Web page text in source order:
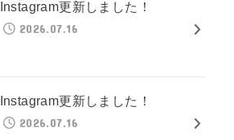
Instagram更新しました！
2026.07.16
Instagram更新しました！
2026.07.16